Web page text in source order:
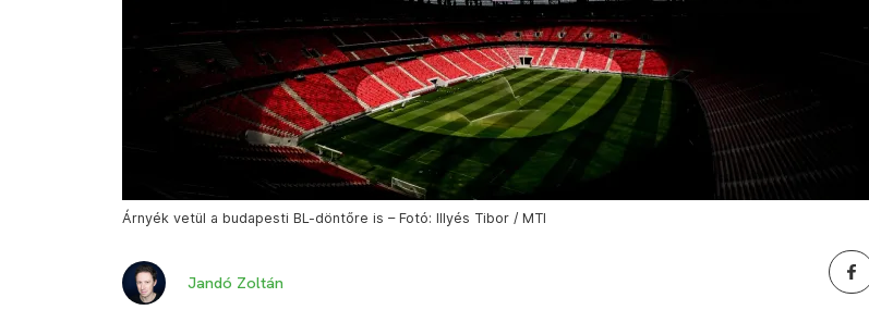
Árnyék vetül a budapesti BL-döntőre is – Fotó: Illyés Tibor / MTI
Jandó Zoltán